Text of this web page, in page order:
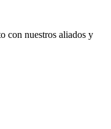
con nuestros aliados y